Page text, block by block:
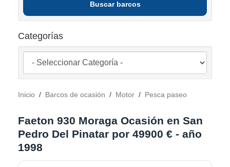
Buscar barcos
Categorías
Inicio / Barcos de ocasión / Motor / Pesca paseo
Faeton 930 Moraga Ocasión en San
Pedro Del Pinatar por 49900 € - año
1998